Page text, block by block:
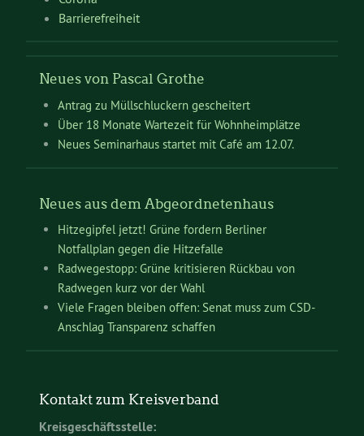
Barrierefreiheit
Neues von Pascal Grothe
Antrag zu Müllschluckern gescheitert
Über 18 Monate Wartezeit für Wohnheimplätze
Neues Seminarhaus startet mit Café am 12.07.
Neues aus dem Abgeordnetenhaus
Hitzegipfel jetzt! Grüne fordern Berliner
Notfallplan gegen die Hitzefalle
Radwegestopp: Grüne kritisieren Rückbau von
Radwegen kurz vor der Wahl
Viele Fragen bleiben offen: Senat muss zum CSD-
Anschlag Transparenz schaffen
Kontakt zum Kreisverband
Kreisgeschäftsstelle: